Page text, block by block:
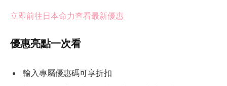
立即前往日本命力查看最新優惠
優惠亮點一次看
輸入專屬優惠碼可享折扣